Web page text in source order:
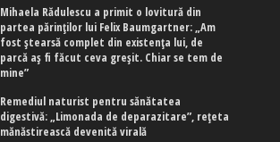
Mihaela Rădulescu a primit o lovitură din
partea părinților lui Felix Baumgartner: „Am
fost ștearsă complet din existența lui, de
parcă aș fi făcut ceva greșit. Chiar se tem de
mine”
Remediul naturist pentru sănătatea
digestivă: „Limonada de deparazitare”, rețeta
mănăstirească devenită virală